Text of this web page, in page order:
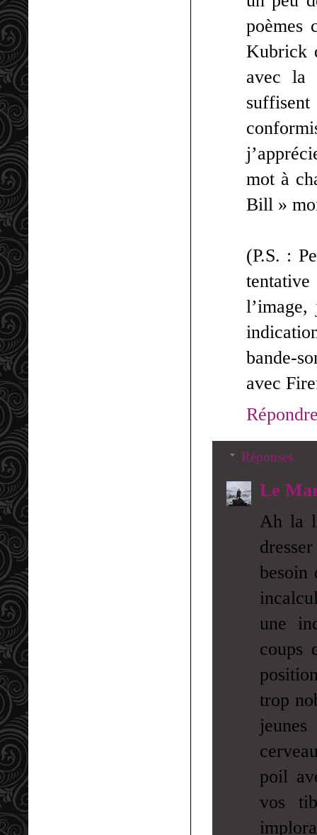
poèmes
Kubrick
avec la
mot à
Bill »
(P.S. :
tentative
bande-
avec
Réponses
Le
Ah la
besoin
une
coups
trop
poil
vos